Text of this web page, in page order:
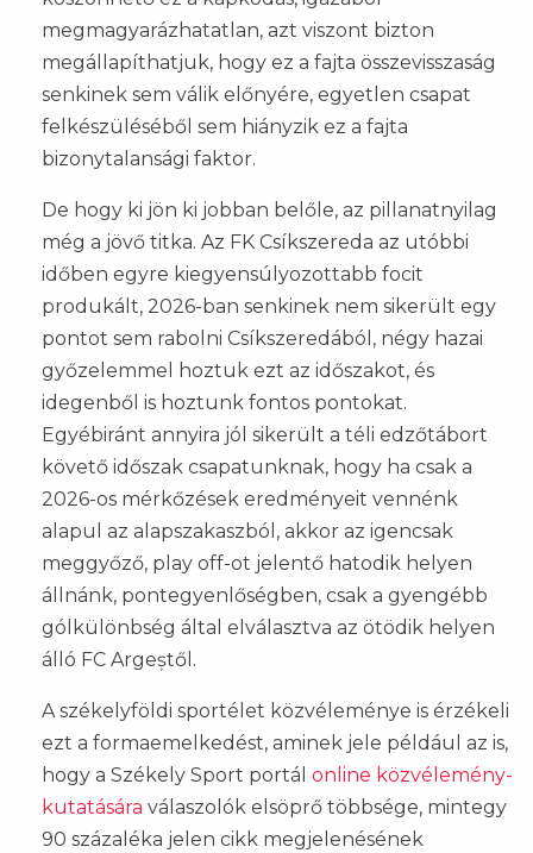
megmagyarázhatatlan, azt viszont bizton
megállapíthatjuk, hogy ez a fajta összevisszaság
senkinek sem válik előnyére, egyetlen csapat
felkészüléséből sem hiányzik ez a fajta
bizonytalansági faktor.
De hogy ki jön ki jobban belőle, az pillanatnyilag
még a jövő titka. Az FK Csíkszereda az utóbbi
időben egyre kiegyensúlyozottabb focit
produkált, 2026-ban senkinek nem sikerült egy
pontot sem rabolni Csíkszeredából, négy hazai
győzelemmel hoztuk ezt az időszakot, és
idegenből is hoztunk fontos pontokat.
Egyébiránt annyira jól sikerült a téli edzőtábort
követő időszak csapatunknak, hogy ha csak a
2026-os mérkőzések eredményeit vennénk
alapul az alapszakaszból, akkor az igencsak
meggyőző, play off-ot jelentő hatodik helyen
állnánk, pontegyenlőségben, csak a gyengébb
gólkülönbség által elválasztva az ötödik helyen
álló FC Argeștől.
A székelyföldi sportélet közvéleménye is érzékeli
ezt a formaemelkedést, aminek jele például az is,
hogy a Székely Sport portál online közvélemény-
kutatására válaszolók elsöprő többsége, mintegy
90 százaléka jelen cikk megjelenésének